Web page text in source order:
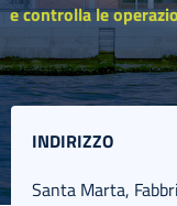
e controlla le
INDIRIZZO
Santa Marta,